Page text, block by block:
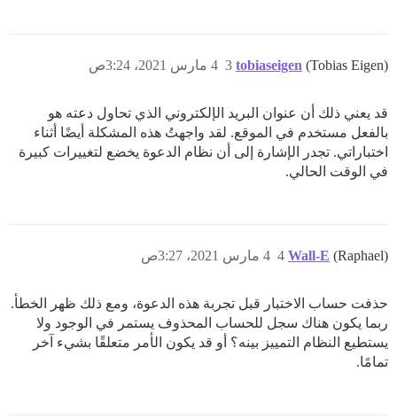
tobiaseigen (Tobias Eigen) 4 مارس 2021، 3:24ص 3
قد يعني ذلك أن عنوان البريد الإلكتروني الذي تحاول دعته هو
بالفعل مستخدم في الموقع. لقد واجهتُ هذه المشكلة أيضًا أثناء
اختباراتي. تجدر الإشارة إلى أن نظام الدعوة يخضع لتغييرات كبيرة
في الوقت الحالي.
Wall-E (Raphael) 4 مارس 2021، 3:27ص 4
حذفت حساب الاختبار قبل تجربة هذه الدعوة، ومع ذلك ظهر الخطأ.
ربما يكون هناك سجل للحساب المحذوف يستمر في الوجود ولا
يستطيع النظام التمييز بينه؟ أو قد يكون الأمر متعلقًا بشيء آخر
تمامًا.